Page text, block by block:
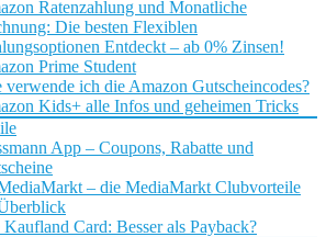
Ratenzahlung und Monatliche
Die besten Flexiblen
Entdeckt – ab 0% Zinsen!
Prime Student
verwende ich die Amazon Gutscheincodes?
Kids+ alle Infos und geheimen Tricks
App – Coupons, Rabatte und
– die MediaMarkt Clubvorteile
Card: Besser als Payback?